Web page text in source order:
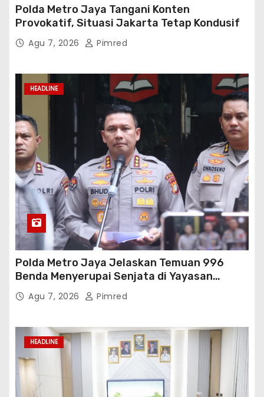
Polda Metro Jaya Tangani Konten
Provokatif, Situasi Jakarta Tetap Kondusif
Agu 7, 2026 Pimred
HEADLINE
Polda Metro Jaya Jelaskan Temuan 996
Benda Menyerupai Senjata di Yayasan
Jaksel
Agu 7, 2026 Pimred
HEADLINE